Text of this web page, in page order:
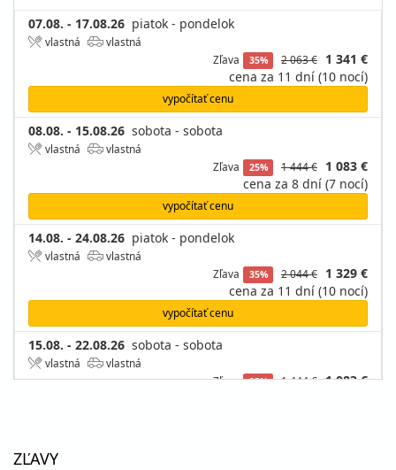
07.08. - 17.08.26 piatok - pondelok
vlastná
vlastná
Zľava
35% 2 063 €
1 341 €
cena za 11 dní (10 nocí)
vypočítať cenu
08.08. - 15.08.26 sobota - sobota
vlastná
vlastná
Zľava
25% 1 444 €
1 083 €
cena za 8 dní (7 nocí)
vypočítať cenu
14.08. - 24.08.26 piatok - pondelok
vlastná
vlastná
Zľava
35% 2 044 €
1 329 €
cena za 11 dní (10 nocí)
vypočítať cenu
15.08. - 22.08.26 sobota - sobota
vlastná
vlastná
Zľava
25% 1 444 € 1 083 €
21.08. - 31.08.26
ZĽAVY